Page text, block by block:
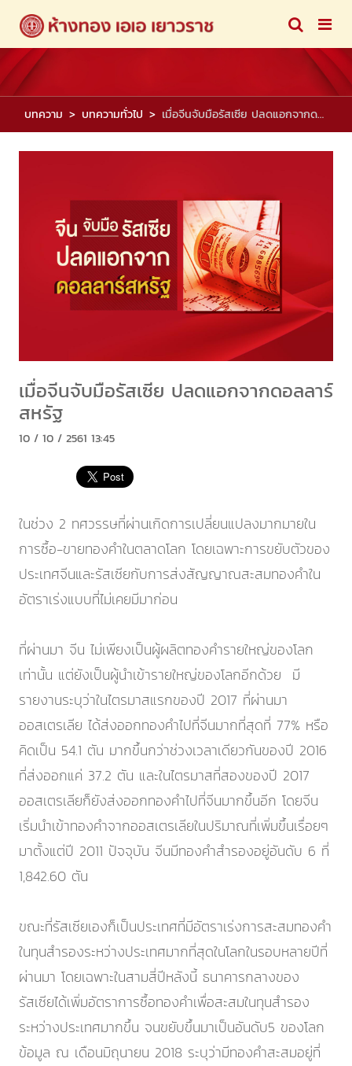
บทความ บทความทั่วไป เมื่อจีนจับมือรัสเซีย ปลดแอกจากดอลลาร์สหรัฐ
เมื่อจีนจับมือรัสเซีย ปลดแอกจากดอลลาร์
สหรัฐ
10 / 10 / 2561 13:45
ในช่วง 2 ทศวรรษที่ผ่านเกิดการเปลี่ยนแปลงมากมายใน
การซื้อ-ขายทองคำในตลาดโลก โดยเฉพาะการขยับตัวของ
ประเทศจีนและรัสเซียกับการส่งสัญญาณสะสมทองคำใน
อัตราเร่งแบบที่ไม่เคยมีมาก่อน
ที่ผ่านมา จีน ไม่เพียงเป็นผู้ผลิตทองคำรายใหญ่ของโลก
เท่านั้น แต่ยังเป็นผู้นำเข้ารายใหญ่ของโลกอีกด้วย มี
รายงานระบุว่าในไตรมาสแรกของปี 2017 ที่ผ่านมา
ออสเตรเลีย ได้ส่งออกทองคำไปที่จีนมากที่สุดที่ 77% หรือ
คิดเป็น 54.1 ตัน มากขึ้นกว่าช่วงเวลาเดียวกันของปี 2016
ที่ส่งออกแค่ 37.2 ตัน และในไตรมาสที่สองของปี 2017
ออสเตรเลียก็ยังส่งออกทองคำไปที่จีนมากขึ้นอีก โดยจีน
เริ่มนำเข้าทองคำจากออสเตรเลียในปริมาณที่เพิ่มขึ้นเรื่อยๆ
มาตั้งแต่ปี 2011 ปัจจุบัน จีนมีทองคำสำรองอยู่อันดับ 6 ที่
1,842.60 ตัน
ขณะที่รัสเซียเองก็เป็นประเทศที่มีอัตราเร่งการสะสมทองคำ
ในทุนสำรองระหว่างประเทศมากที่สุดในโลกในรอบหลายปีที่
ผ่านมา โดยเฉพาะในสามสี่ปีหลังนี้ ธนาคารกลางของ
รัสเซียได้เพิ่มอัตราการซื้อทองคำเพื่อสะสมในทุนสำรอง
ระหว่างประเทศมากขึ้น จนขยับขึ้นมาเป็นอันดับ5 ของโลก
ข้อมูล ณ เดือนมิถุนายน 2018 ระบุว่ามีทองคำสะสมอยู่ที่